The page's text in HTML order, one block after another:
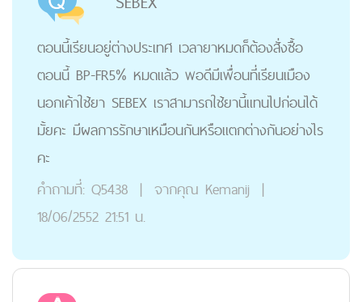
ตอนนี้เรียนอยู่ต่างประเทศ เวลายาหมดก็ต้องสั่งซื้อ
ตอนนี้ BP-FR5% หมดแล้ว พอดีมีเพื่อนที่เรียนเมือง
นอกเค้าใช้ยา SEBEX เราสามารถใช้ยานี้แทนไปก่อนได้
มั้ยคะ มีผลการรักษาเหมือนกันหรือแตกต่างกันอย่างไร
คะ
คำถามที่: Q5438 | จากคุณ Kemanij |
18/06/2552 21:51 น.